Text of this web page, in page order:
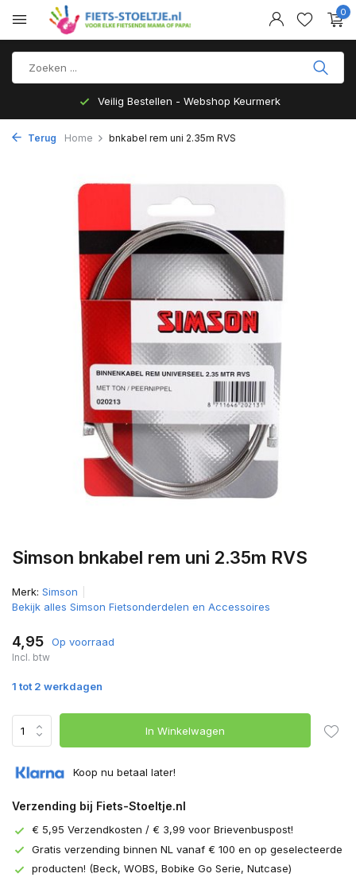
0
Veilig Bestellen - Webshop Keurmerk
Terug Home bnkabel rem uni 2.35m RVS
Simson bnkabel rem uni 2.35m RVS
Merk: Simson
Bekijk alles Simson Fietsonderdelen en Accessoires
4,95 Op voorraad
Incl. btw
1 tot 2 werkdagen
In Winkelwagen
Koop nu betaal later!
Verzending bij Fiets-Stoeltje.nl
€ 5,95 Verzendkosten / € 3,99 voor Brievenbuspost!
Gratis verzending binnen NL vanaf € 100 en op geselecteerde
producten! (Beck, WOBS, Bobike Go Serie, Nutcase)